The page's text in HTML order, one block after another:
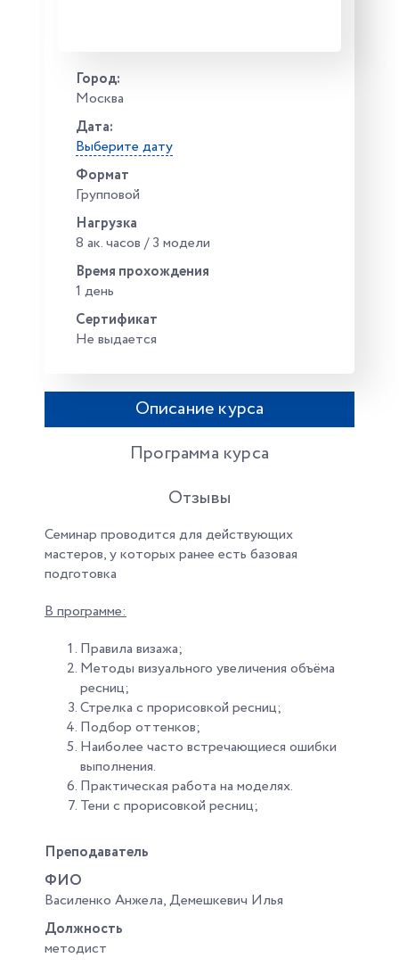
Город:
Москва
Дата:
Формат
Групповой
Нагрузка
8 ак. часов / 3 модели
Время прохождения
1 день
Сертификат
Не выдается
Описание курса
Программа курса
Отзывы
Семинар проводится для действующих
мастеров, у которых ранее есть базовая
подготовка
В программе:
Правила визажа;
Методы визуального увеличения объёма
ресниц;
Стрелка с прорисовкой ресниц;
Подбор оттенков;
Наиболее часто встречающиеся ошибки
выполнения.
Практическая работа на моделях.
Тени с прорисовкой ресниц;
Преподаватель
ФИО
Василенко Анжела, Демешкевич Илья
Должность
методист